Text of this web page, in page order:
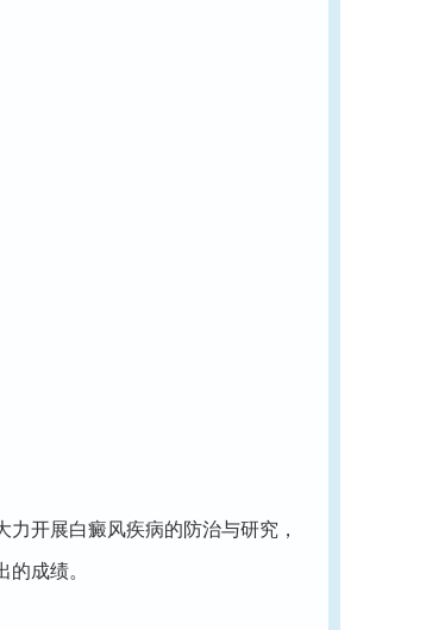
开展白癜风疾病的防治与研究，
成绩。